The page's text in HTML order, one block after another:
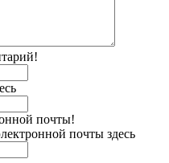
почты!
почты здесь